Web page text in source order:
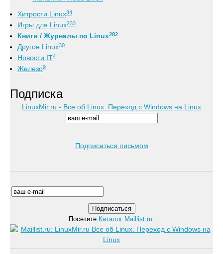
Хитрости Linux34
Игры для Linux233
Книги / Журналы по Linux282
Другое Linux30
Новости IT4
Железо9
Подписка
LinuxMir.ru - Все об Linux. Переход с Windows на Linux
Подписаться письмом
Посетите Каталог Maillist.ru.